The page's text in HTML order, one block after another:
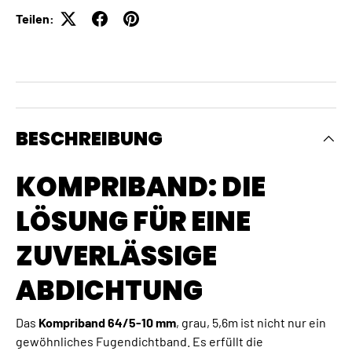
Teilen:
BESCHREIBUNG
KOMPRIBAND: DIE
LÖSUNG FÜR EINE
ZUVERLÄSSIGE
ABDICHTUNG
Das Kompriband 64/5-10 mm, grau, 5,6m ist nicht nur ein
gewöhnliches Fugendichtband. Es erfüllt die